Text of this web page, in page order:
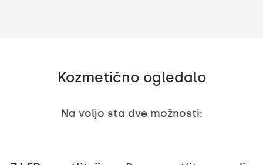
Kozmetično ogledalo
Na voljo sta dve možnosti: